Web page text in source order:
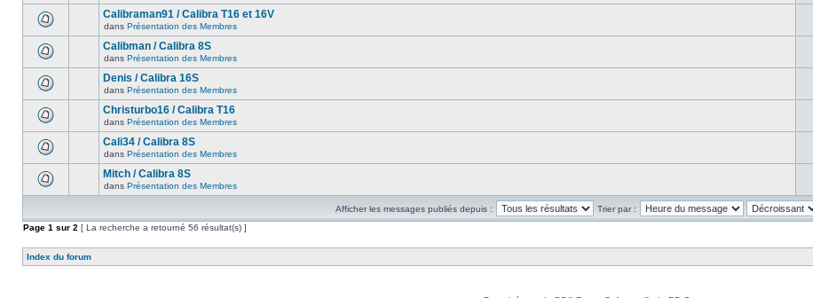
Calibraman91 / Calibra T16 et 16V
dans Présentation des Membres
Calibman / Calibra 8S
dans Présentation des Membres
Denis / Calibra 16S
dans Présentation des Membres
Christurbo16 / Calibra T16
dans Présentation des Membres
Cali34 / Calibra 8S
dans Présentation des Membres
Mitch / Calibra 8S
dans Présentation des Membres
Afficher les messages publiés depuis :
Trier par :
Page 1 sur 2 [ La recherche a retourné 56 résultat(s) ]
Index du forum